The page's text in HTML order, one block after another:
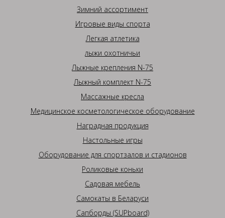
Зимний ассортимент
Игровые виды спорта
Легкая атлетика
лыжи охотничьи
Лыжные крепления N-75
Лыжный комплект N-75
Массажные кресла
Медицинское косметологическое оборудование
Наградная продукция
Настольные игры
Оборудование для спортзалов и стадионов
Роликовые коньки
Садовая мебель
Самокаты в Беларуси
Сапборды (SUPboard)